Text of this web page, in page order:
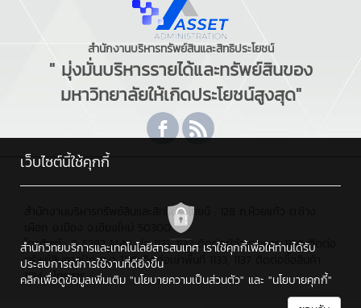
สำนักงานบริหารทรัพย์สินและสิทธิประโยชน์
" มุ่งมั่นบริหารรายได้และทรัพย์สินของ
มหาวิทยาลัยให้เกิดประโยชน์สูงสุด"
สำนักงานบริหารทรัพย์สินและสิทธิประโยชน์ : 128 ถ.ห้วยแก้ว ต.ช้าง
เผือก อ.เมือง จ.เชียงใหม่ 50300
โทรศัพท์ : 0 5392 1444 ต่อ 1131, 1132 ติดต่อผู้อำนวยการ 1130 ติดต่อ
ทรัพย์สินทางปัญญา 1135 ติดต่อเช่าพื้นที่ 1133, 1137 ติดต่อซื้อสินค้า
1134 , โทรสาร : -
เว็บไซต์นี้ใช้คุกกี้
สำนักวิทยบริการและเทคโนโลยีสารสนเทศ เราใช้คุกกี้เพื่อให้ท่านได้รับ
ประสบการณ์การใช้งานที่ดียิ่งขึ้น
คลิกเพื่อดูข้อมูลเพิ่มเติม "นโยบายความเป็นส่วนตัว" และ "นโยบายคุกกี้"